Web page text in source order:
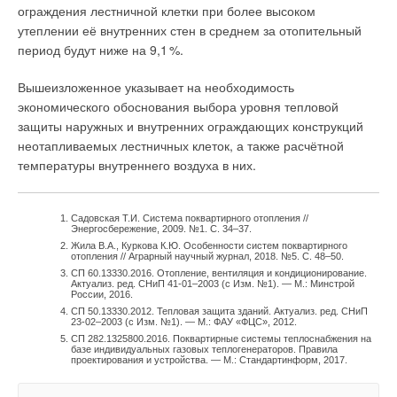
ограждения лестничной клетки при более высоком
утеплении её внутренних стен в среднем за отопительный
период будут ниже на 9,1%.
Вышеизложенное указывает на необходимость
экономического обоснования выбора уровня тепловой
защиты наружных и внутренних ограждающих конструкций
неотапливаемых лестничных клеток, а также расчётной
температуры внутреннего воздуха в них.
Садовская Т.И. Система поквартирного отопления //
Энергосбережение, 2009. №1. С. 34–37.
Жила В.А., Куркова К.Ю. Особенности систем поквартирного
отопления // Аграрный научный журнал, 2018. №5. С. 48–50.
СП 60.13330.2016. Отопление, вентиляция и кондиционирование.
Актуализ. ред. СНиП 41-01–2003 (с Изм. №1). — М.: Минстрой
России, 2016.
СП 50.13330.2012. Тепловая защита зданий. Актуализ. ред. СНиП
23-02–2003 (с Изм. №1). — М.: ФАУ «ФЦС», 2012.
СП 282.1325800.2016. Поквартирные системы теплоснабжения на
базе индивидуальных газовых теплогенераторов. Правила
проектирования и устройства. — М.: Стандартинформ, 2017.
на оборудование более дешёвых марок (замена японских
VRF на китайские) и более дешёвые решения (замена VRF
на сплиты).
3. Экономические кризисы повторяются в России
достаточно часто.
Поэтому экономически
не целесообразно ставить дорогое оборудование
с периодом окупаемости более десяти лет. В приоритете —
в) ввода в эксплуатацию прошедшего капитальный
ремонт здания и при установленном превышении запаса
тепловой мощности системы отопления
теплоносителя, циркулирующего в системе, и в зависимости
от соотношения величины бытовых теплопоступлений
к расчётной нагрузке системы отопления установить угол
наклона температурного графика, поддерживаемого
контроллером регулятора подачи теплоты в систему
отопления, в соответствии с рекомендациями методического
пособия (причём только после включения контроллера
на заданный график, исходя из сравнения фактически
измеренного за период не менее 14 суток, пересчитанного
на нормализованный отопительный период и переведённого
в удельную величину годового расхода тепловой энергии
на отопление и вентиляцию, и базового значения
аналогичного показателя).
Базовый и нормируемый с 2021 года удельный годовой